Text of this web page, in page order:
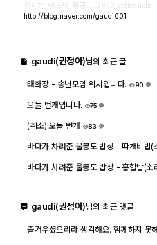
공지사항
사이트/홈페이지 소개
취미는 어느덧 목공...
그리고 coffee
http://blog.naver.com/gaudi001
gaudi(권정아)님의 최근 글
태화장 - 송년모임 위치입니다.
90
오늘 번개입니다.
75
(취소) 오늘 번개
83
바다가 차려준 울릉도 밥상 - 따개비밥(
바다가 차려준 울릉도 밥상 - 홍합밥(소
gaudi(권정아)님의 최근 댓글
즐거우셨으리라 생각해요. 함께하지 못